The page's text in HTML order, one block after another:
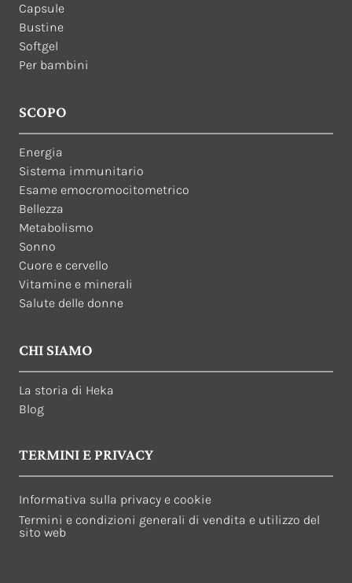
Capsule
Bustine
Softgel
Per bambini
SCOPO
Energia
Sistema immunitario
Esame emocromocitometrico
Bellezza
Metabolismo
Sonno
Cuore e cervello
Vitamine e minerali
Salute delle donne
CHI SIAMO
La storia di Heka
Blog
TERMINI E PRIVACY
Informativa sulla privacy e cookie
Termini e condizioni generali di vendita e utilizzo del
sito web